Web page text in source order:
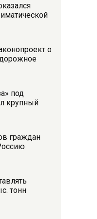
о
под
крупный
граждан
тонн